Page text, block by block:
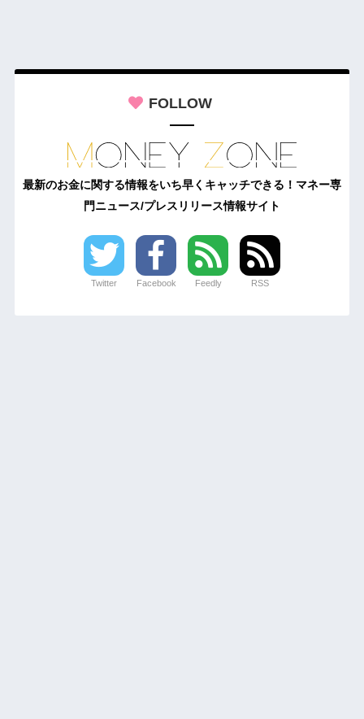
FOLLOW
最新のお金に関する情報をいち早くキャッチできる！マネー専
門ニュース/プレスリリース情報サイト
Twitter Facebook Feedly RSS